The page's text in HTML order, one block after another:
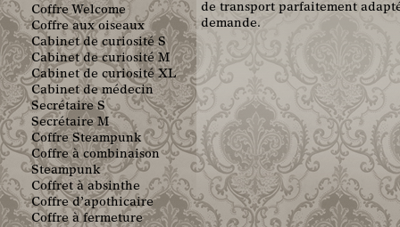
de transport parfaitement
demande.
Coffre Welcome
Coffre aux oiseaux
Cabinet de curiosité S
Cabinet de curiosité M
Cabinet de curiosité XL
Cabinet de médecin
Secrétaire S
Secrétaire M
Coffre Steampunk
Coffre à combinaison
Steampunk
Coffret à absinthe
Coffre d’apothicaire
Coffre à fermeture